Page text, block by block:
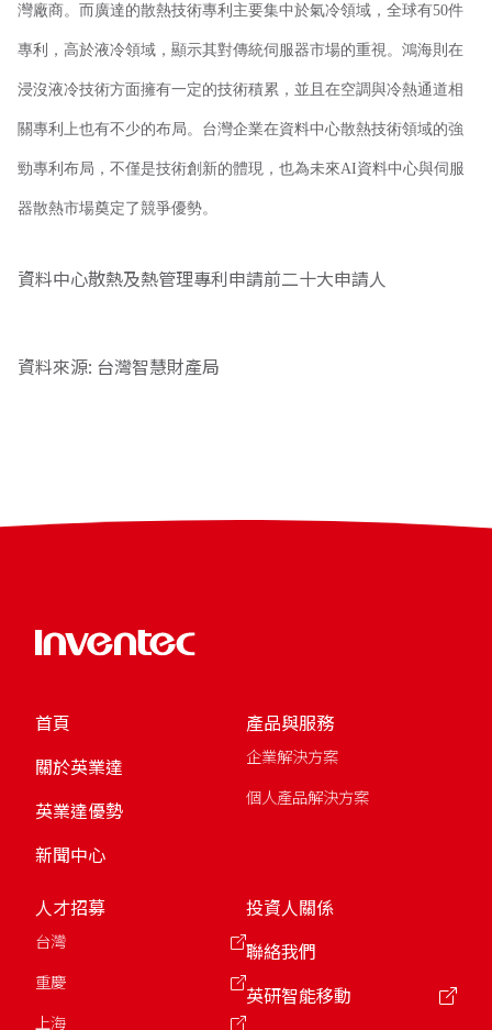
灣廠商。而廣達的散熱技術專利主要集中於氣冷領域，全球有50件
專利，高於液冷領域，顯示其對傳統伺服器市場的重視。鴻海則在
浸沒液冷技術方面擁有一定的技術積累，並且在空調與冷熱通道相
關專利上也有不少的布局。台灣企業在資料中心散熱技術領域的強
勁專利布局，不僅是技術創新的體現，也為未來AI資料中心與伺服
器散熱市場奠定了競爭優勢。
資料中心散熱及熱管理專利申請前二十大申請人
資料來源: 台灣智慧財產局
首頁
關於英業達
英業達優勢
新聞中心
產品與服務
企業解決方案
個人產品解決方案
人才招募
台灣
重慶
上海
投資人關係
聯絡我們
英研智能移動